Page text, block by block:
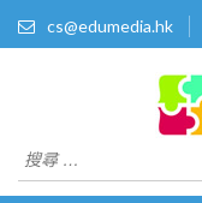
cs@edumedia.hk
教育傳媒